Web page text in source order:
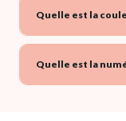
Quelle est la
Quelle est la